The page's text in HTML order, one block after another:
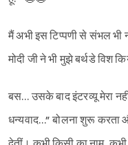
मैं अभी इस टिप्पणी से संभल भी
मोदी जी ने भी मुझे बर्थडे विश
बस… उसके बाद इंटरव्यू मेरा
धन्यवाद…” बोलना शुरू करता